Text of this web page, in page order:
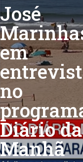
José
em
no
Diário da
Manhã